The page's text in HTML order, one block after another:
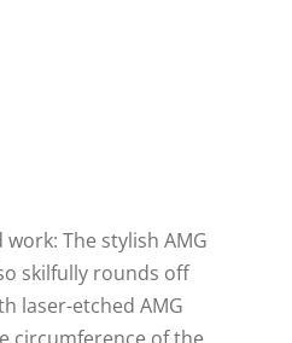
The stylish AMG
skilfully rounds off
laser-etched AMG